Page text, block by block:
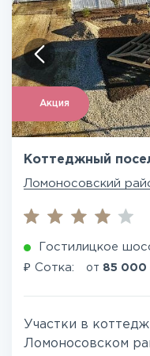
Акция
Коттеджный
Ломоносовский
Гостилицкое
₽ Сотка: от 85 000
Участки в
Ломоносовском